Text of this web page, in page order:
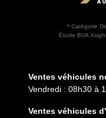
* Catégorie
Étude BVA
Ventes véhicules
Vendredi : 08h30 à
Ventes véhicules